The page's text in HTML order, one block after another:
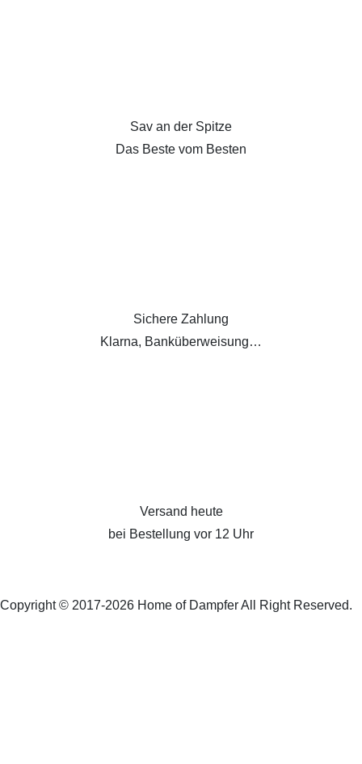
Sav an der Spitze
Das Beste vom Besten
Sichere Zahlung
Klarna, Banküberweisung…
Versand heute
bei Bestellung vor 12 Uhr
Copyright © 2017-2026 Home of Dampfer All Right Reserved.